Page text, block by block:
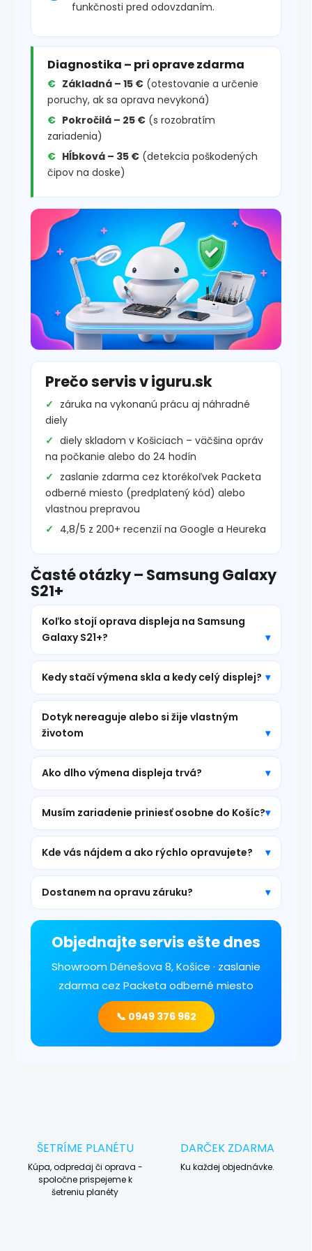
funkčnosti pred odovzdaním.
Diagnostika – pri oprave zdarma
Základná – 15 € (otestovanie a určenie
poruchy, ak sa oprava nevykoná)
Pokročilá – 25 € (s rozobratím
zariadenia)
Hĺbková – 35 € (detekcia poškodených
čipov na doske)
Prečo servis v iguru.sk
záruka na vykonanú prácu aj náhradné
diely
diely skladom v Košiciach – väčšina opráv
na počkanie alebo do 24 hodín
zaslanie zdarma cez ktorékoľvek Packeta
odberné miesto (predplatený kód) alebo
vlastnou prepravou
4,8/5 z 200+ recenzií na Google a Heureka
Časté otázky – Samsung Galaxy
S21+
Koľko stojí oprava displeja na Samsung
Galaxy S21+?
Kedy stačí výmena skla a kedy celý displej?
Dotyk nereaguje alebo si žije vlastným
životom
Ako dlho výmena displeja trvá?
Musím zariadenie priniesť osobne do Košíc?
Kde vás nájdem a ako rýchlo opravujete?
Dostanem na opravu záruku?
Objednajte servis ešte dnes
Showroom Dénešova 8, Košice · zaslanie
zdarma cez Packeta odberné miesto
📞 0949 376 962
ŠETRÍME PLANÉTU
Kúpa, odpredaj či oprava -
spoločne prispejeme k
šetreniu planéty
DARČEK ZDARMA
Ku každej objednávke.